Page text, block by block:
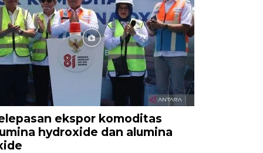
ekspor komoditas
hydroxide dan alumina